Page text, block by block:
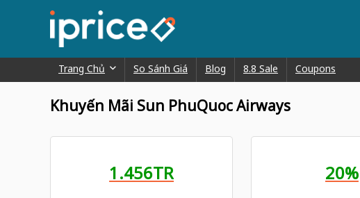
Trang Chủ So Sánh Giá Blog 8.8 Sale Coupons
Khuyến Mãi Sun PhuQuoc Airways
1.456TR 20%